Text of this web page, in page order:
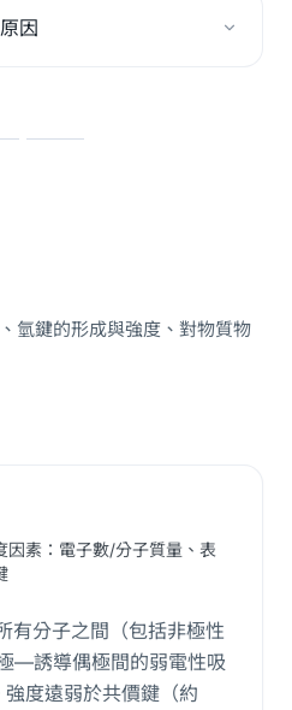
因
氫鍵的形成與強度、對物質物
因素：電子數/分子質量、表
有分子之間（包括非極性
—誘導偶極間的弱電性吸
度遠弱於共價鍵（約